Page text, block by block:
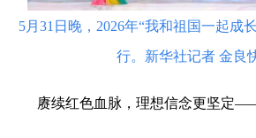
溯源中国 城市 旅游
5月31日晚，2026年“我和祖国一起成
行。新华社记者 金良
赓续红色血脉，理想信念更坚定